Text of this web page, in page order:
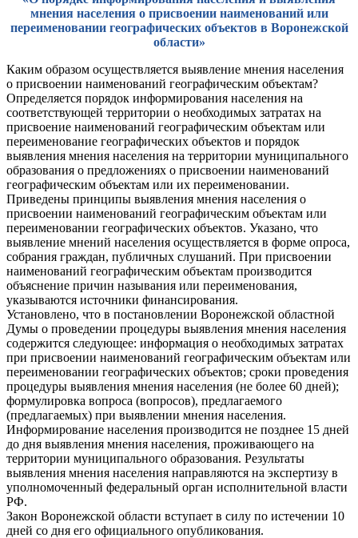
мнения населения о присвоении наименований или
переименовании географических объектов в Воронежской
области»
Каким образом осуществляется выявление мнения населения
о присвоении наименований географическим объектам?
Определяется порядок информирования населения на
соответствующей территории о необходимых затратах на
присвоение наименований географическим объектам или
переименование географических объектов и порядок
выявления мнения населения на территории муниципального
образования о предложениях о присвоении наименований
географическим объектам или их переименовании.
Приведены принципы выявления мнения населения о
присвоении наименований географическим объектам или
переименовании географических объектов. Указано, что
выявление мнений населения осуществляется в форме опроса,
собрания граждан, публичных слушаний. При присвоении
наименований географическим объектам производится
объяснение причин называния или переименования,
указываются источники финансирования.
Установлено, что в постановлении Воронежской областной
Думы о проведении процедуры выявления мнения населения
содержится следующее: информация о необходимых затратах
при присвоении наименований географическим объектам или
переименовании географических объектов; сроки проведения
процедуры выявления мнения населения (не более 60 дней);
формулировка вопроса (вопросов), предлагаемого
(предлагаемых) при выявлении мнения населения.
Информирование населения производится не позднее 15 дней
до дня выявления мнения населения, проживающего на
территории муниципального образования. Результаты
выявления мнения населения направляются на экспертизу в
уполномоченный федеральный орган исполнительной власти
РФ.
Закон Воронежской области вступает в силу по истечении 10
дней со дня его официального опубликования.